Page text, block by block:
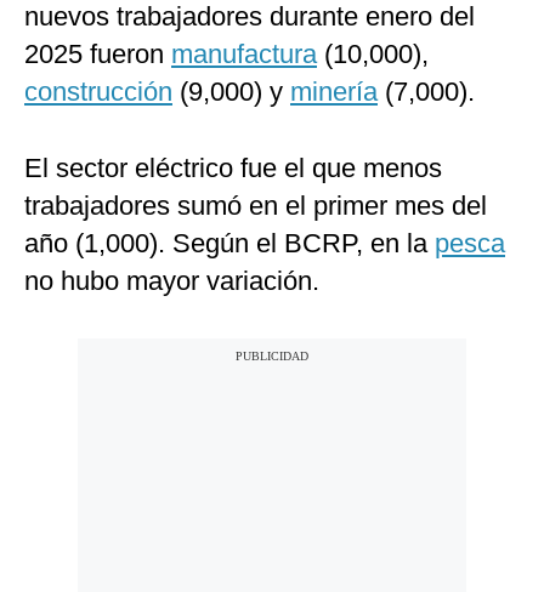
nuevos trabajadores durante enero del
2025 fueron manufactura(10,000),
construcción (9,000) y minería(7,000).
El sector eléctrico fue el que menos
trabajadores sumó en el primer mes del
año (1,000). Según el BCRP, en la pesca
no hubo mayor variación.